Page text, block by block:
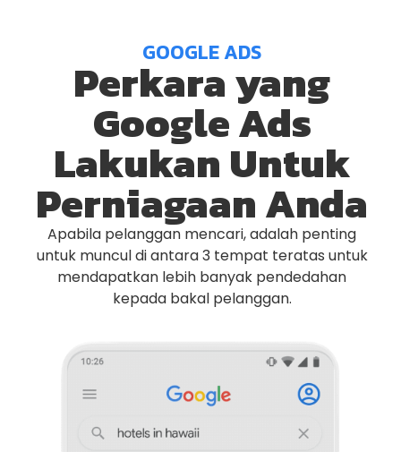
GOOGLE ADS
Perkara yang
Google Ads
Lakukan Untuk
Perniagaan Anda
Apabila pelanggan mencari, adalah penting
untuk muncul di antara 3 tempat teratas untuk
mendapatkan lebih banyak pendedahan
kepada bakal pelanggan.